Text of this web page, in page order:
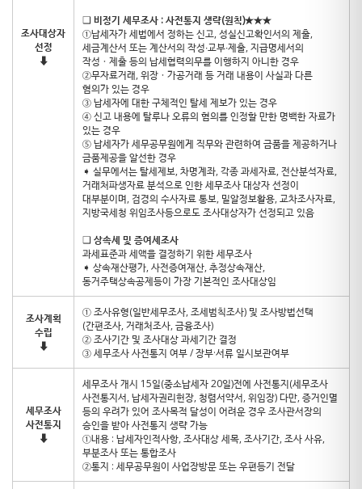
조사대상자
선정
⬇
❑ 비정기 세무조사 : 사전통지 생략(원칙)★★★
①납세자가 세법에서 정하는 신고, 성실신고확인서의 제출,
세금계산서 또는 계산서의 작성∙교부∙제출, 지급명세서의
작성ㆍ제출 등의 납세협력의무를 이행하지 아니한 경우
②무자료거래, 위장ㆍ가공거래 등 거래 내용이 사실과 다른
혐의가 있는 경우
③ 납세자에 대한 구체적인 탈세 제보가 있는 경우
④ 신고 내용에 탈루나 오류의 혐의를 인정할 만한 명백한 자료가
있는 경우
⑤ 납세자가 세무공무원에게 직무와 관련하여 금품을 제공하거나
금품제공을 알선한 경우
➧ 실무에서는 탈세제보, 차명계좌, 각종 과세자료, 전산분석자료,
거래처파생자료 분석으로 인한 세무조사 대상자 선정이
대부분이며, 검경의 수사자료 통보, 밀알정보활용, 교차조사자료,
지방국세청 위임조사등으로도 조사대상자가 선정되고 있음
❑ 상속세 및 증여세조사
과세표준과 세액을 결정하기 위한 세무조사
➧ 상속재산평가, 사전증여재산, 추정상속재산,
동거주택상속공제등이 가장 기본적인 조사대상임
조사계획
수립
⬇
① 조사유형(일반세무조사, 조세범칙조사) 및 조사방법선택
(간편조사, 거래처조사, 금융조사)
② 조사기간 및 조사대상 과세기간 결정
③ 세무조사 사전통지 여부 / 장부·서류 일시보관여부
세무조사
사전통지
⬇
세무조사 개시 15일(중소납세자 20일)전에 사전통지(세무조사
사전통지서, 납세자권리헌장, 청렴서약서, 위임장) 다만, 증거인멸
등의 우려가 있어 조사목적 달성이 어려운 경우 조사관서장의
승인을 받아 사전통지 생략 가능
①내용 : 납세자인적사항, 조사대상 세목, 조사기간, 조사 사유,
부분조사 또는 통합조사
②통지 : 세무공무원이 사업장방문 또는 우편등기 전달